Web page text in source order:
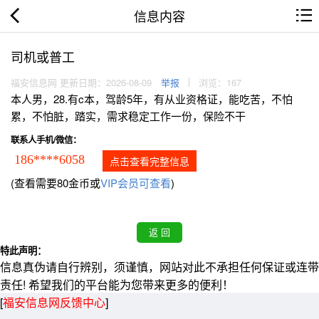
信息内容
司机或普工
福安信息网 更新日期：2026-08-09 举报 浏览：167
本人男，28.有c本，驾龄5年，有从业资格证，能吃苦，不怕
累，不怕脏，踏实，需求稳定工作一份，保险不干
联系人手机/微信：
186****6058 点击查看完整信息
(查看需要80金币或VIP会员可查看)
特此声明：
信息真伪请自行辨别，须谨慎，网站对此不承担任何保证或连带
责任! 希望我们的平台能为您带来更多的便利！
[福安信息网反馈中心]